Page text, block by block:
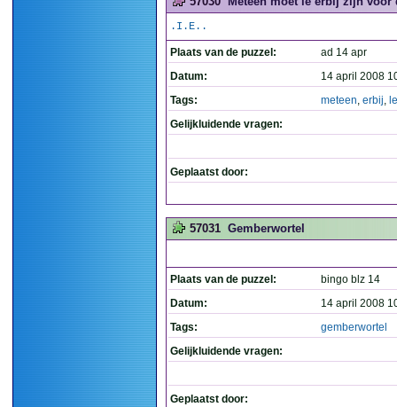
.I.E..
Plaats van de puzzel:
ad 14 apr
Datum:
14 april 2008
Tags:
meteen, erbij,
Gelijkluidende vragen:
Geplaatst door:
57031 Gemberwortel
Plaats van de puzzel:
bingo blz 14
Datum:
14 april 2008
Tags:
gemberwortel
Gelijkluidende vragen:
Geplaatst door: